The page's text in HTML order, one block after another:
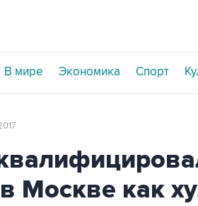
В мире Экономика Спорт
Москве как